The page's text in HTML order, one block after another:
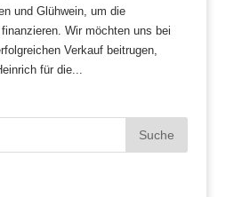
und Glühwein, um die
Wir möchten uns bei
Verkauf beitrugen,
für die...